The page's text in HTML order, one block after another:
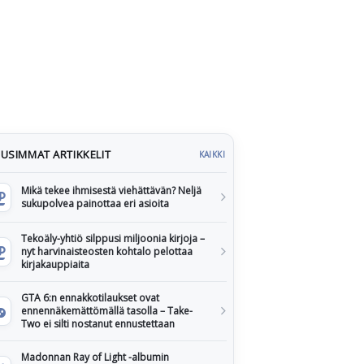
ARTIKKELIT KAIKKI
Mikä tekee ihmisestä viehättävän? Neljä
sukupolvea painottaa eri asioita
Tekoäly-yhtiö silppusi miljoonia kirjoja –
nyt harvinaisteosten kohtalo pelottaa
kirjakauppiaita
GTA 6:n ennakkotilaukset ovat
ennennäkemättömällä tasolla – Take-
Two ei silti nostanut ennustettaan
Madonnan Ray of Light -albumin